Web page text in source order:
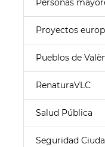
Personas
Proyectos
Pueblos de
RenaturaVLC
Salud Pública
Seguridad